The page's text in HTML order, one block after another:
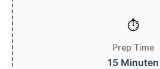
Prep Time
15 Minuten